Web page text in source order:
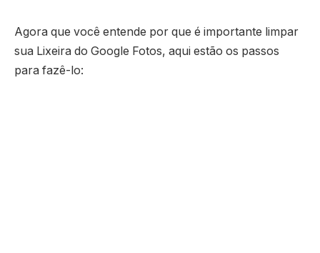
Agora que você entende por que é importante limpar
sua Lixeira do Google Fotos, aqui estão os passos
para fazê-lo: